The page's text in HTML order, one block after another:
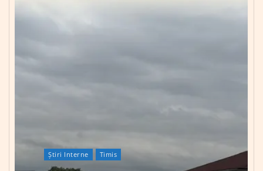
Știri Interne Timis